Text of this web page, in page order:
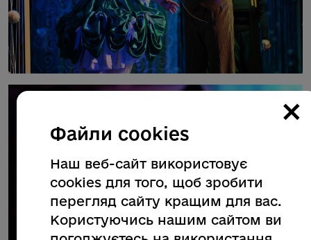
×
Файли cookies
Наш веб-сайт використовує
cookies для того, щоб зробити
перегляд сайту кращим для вас.
Користуючись нашим сайтом ви